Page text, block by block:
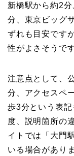
新橋駅から約2
分、東京ビッグ
ずれも目安です
性がよさそうです
注意点として、
分、アクセスペ
歩3分という表
度、説明箇所の
イトでは「大門
いる場合があり